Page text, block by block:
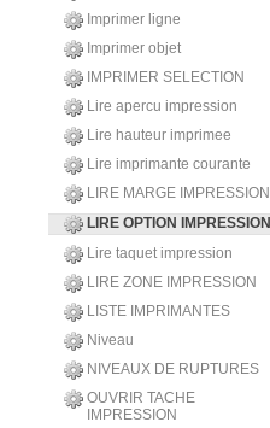
Imprimer ligne
Imprimer objet
IMPRIMER SELECTION
Lire apercu impression
Lire hauteur imprimee
Lire imprimante courante
LIRE MARGE IMPRESSION
LIRE OPTION IMPRESSION
Lire taquet impression
LIRE ZONE IMPRESSION
LISTE IMPRIMANTES
Niveau
NIVEAUX DE RUPTURES
OUVRIR TACHE
IMPRESSION